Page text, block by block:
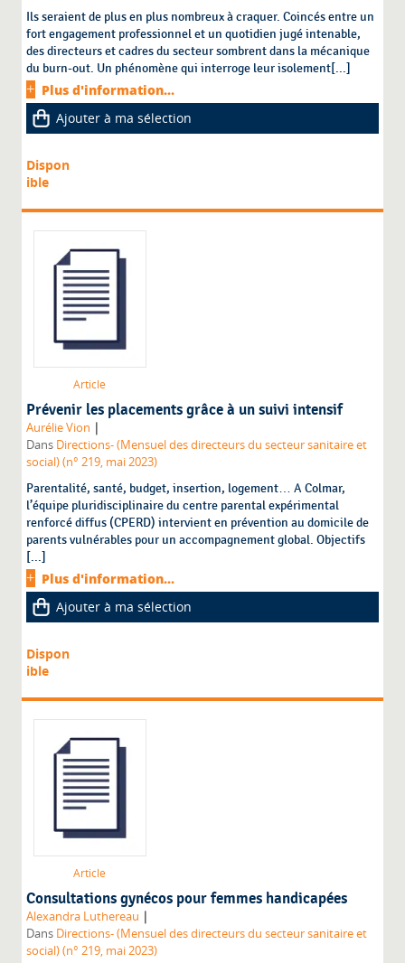
Ils seraient de plus en plus nombreux à craquer. Coincés entre un
fort engagement professionnel et un quotidien jugé intenable,
des directeurs et cadres du secteur sombrent dans la mécanique
du burn-out. Un phénomène qui interroge leur isolement[...]
Plus d'information...
Ajouter à ma sélection
Dispon
ible
Article
Prévenir les placements grâce à un suivi intensif
Aurélie Vion |
Dans Directions- (Mensuel des directeurs du secteur sanitaire et
social) (n° 219, mai 2023)
Parentalité, santé, budget, insertion, logement… A Colmar,
l’équipe pluridisciplinaire du centre parental expérimental
renforcé diffus (CPERD) intervient en prévention au domicile de
parents vulnérables pour un accompagnement global. Objectifs
[...]
Plus d'information...
Ajouter à ma sélection
Dispon
ible
Article
Consultations gynécos pour femmes handicapées
Alexandra Luthereau |
Dans Directions- (Mensuel des directeurs du secteur sanitaire et
social) (n° 219, mai 2023)